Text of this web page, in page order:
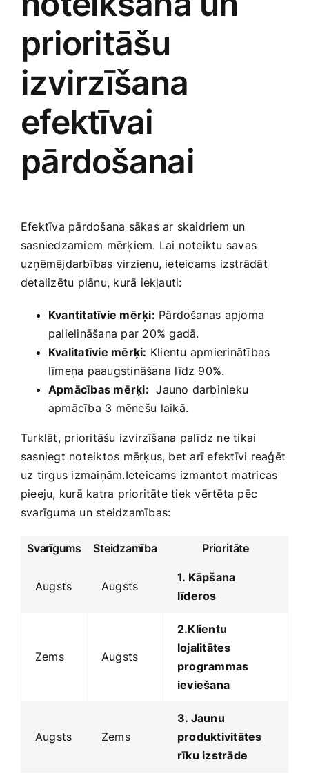
prioritāšu
izvirzīšana
efektīvai
pārdošanai
Efektīva pārdošana sākas ar skaidriem un
‌sasniedzamiem⁣ mērķiem. Lai noteiktu savas
uzņēmējdarbības virzienu, ieteicams izstrādāt‌
detalizētu plānu, kurā iekļauti:
Kvantitatīvie mērķi: Pārdošanas apjoma
palielināšana par 20% gadā.
Kvalitatīvie mērķi: ‌Klientu⁣ apmierinātības
līmeņa paaugstināšana līdz 90%.
Apmācības mērķi: ‌ Jauno darbinieku⁤
apmācība 3 mēnešu ⁤laikā.
Turklāt, prioritāšu izvirzīšana palīdz ne tikai
sasniegt noteiktos mērķus, bet arī efektīvi reaģēt
uz tirgus izmaiņām.Ieteicams izmantot ⁤matricas
pieeju, kurā katra prioritāte tiek vērtēta ‍pēc
svarīguma un steidzamības:
Svarīgums Steidzamība Prioritāte
Augsts Augsts
1. Kāpšana
līderos
Zems Augsts
2.Klientu
lojalitātes
programmas
ieviešana
Augsts Zems
3. Jaunu
produktivitātes
rīku izstrāde